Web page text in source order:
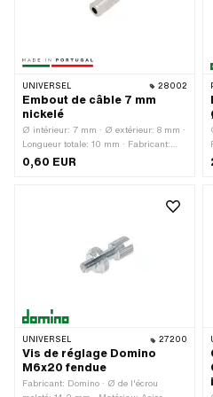
UNIVERSEL 28002
Embout de câble 7 mm
nickelé
Ø intérieur: 7 mm · Ø extérieur: 8 mm ·
Longueur totale: 10 mm · Fabricant:
Fabriqué au Portugal · Ø passage de
câble: 3 mm · Matériau: Laiton ·
0,60 EUR
UNIVERSEL 27200
Vis de réglage Domino
M6x20 fendue
Fabricant: Domino · Ø de l'écrou